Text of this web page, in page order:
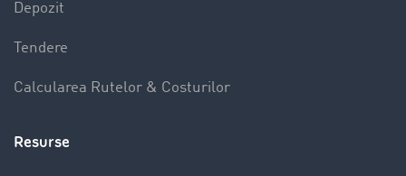
Depozit
Tendere
Calcularea Rutelor & Costurilor
Resurse